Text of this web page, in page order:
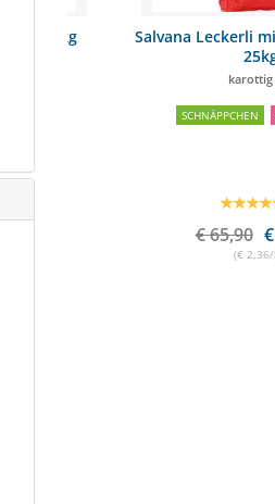
Salvana Leckerli mit
karottig gut
SCHNÄPPCHEN RABATT
(2)
€ 65,90 € 59,00
(€ 2,36/kg)